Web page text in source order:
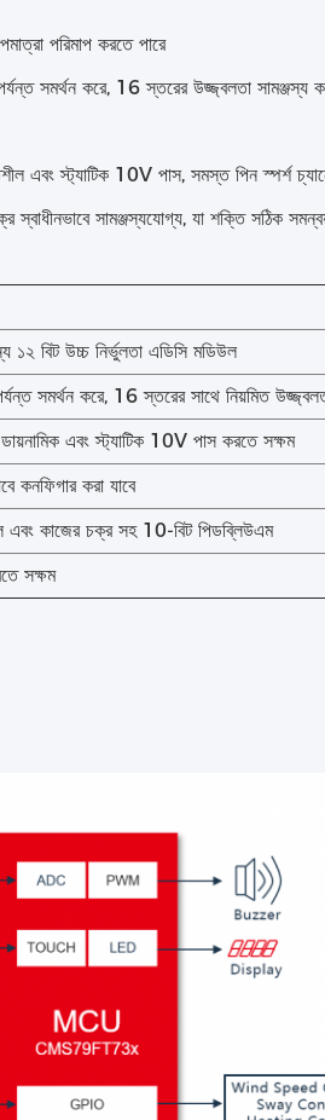
পরিমাপ করতে পারে
সমর্থন করে, 16 স্তরের উজ্জ্বলতা সামঞ্জস্য
এবং স্ট্যাটিক 10V পাস, সমস্ত পিন স্পর্শ
সামঞ্জস্যযোগ্য, যা শক্তি সঠিক
১২ বিট উচ্চ নির্ভুলতা এডিসি মডিউল
সমর্থন করে, 16 স্তরের সাথে নিয়মিত
এবং স্ট্যাটিক 10V পাস করতে সক্ষম
কনফিগার করা যাবে
এবং কাজের চক্র সহ 10-বিট পিডব্লিউএম
সক্ষম